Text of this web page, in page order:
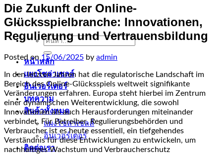
ค้นหา:
หน้าหลัก
แผงโซล่าเซลล์
อินเวอร์เตอร์
บทความ
สินค้าทั้งหมด
แผงโซล่าเซลล์
อินเวอร์เตอร์
ติดต่อเรา
Die Zukunft der Online-
Glücksspielbranche: Innovationen,
Regulierung und Vertrauensbildung
Posted on 15/06/2025 by admin
In den letzten Jahren hat die regulatorische Landschaft im
Bereich des Online-Glücksspiels weltweit signifikante
Veränderungen erfahren. Europa steht hierbei im Zentrum
einer dynamischen Weiterentwicklung, die sowohl
Innovationen als auch Herausforderungen miteinander
verbindet. Für Betreiber, Regulierungsbehörden und
Verbraucher ist es heute essentiell, ein tiefgehendes
Verständnis für diese Entwicklungen zu entwickeln, um
nachhaltiges Wachstum und Verbraucherschutz